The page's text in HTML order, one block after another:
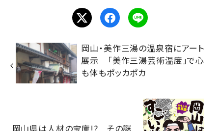
岡山・美作三湯の温泉宿にアート
展示 「美作三湯芸術温度」で心
も体もポッカポカ
岡山県は人材の宝庫!? その謎